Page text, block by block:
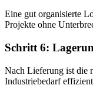
Eine gut organisierte
Projekte ohne
Schritt 6:
Nach Lieferung ist die
Industriebedarf